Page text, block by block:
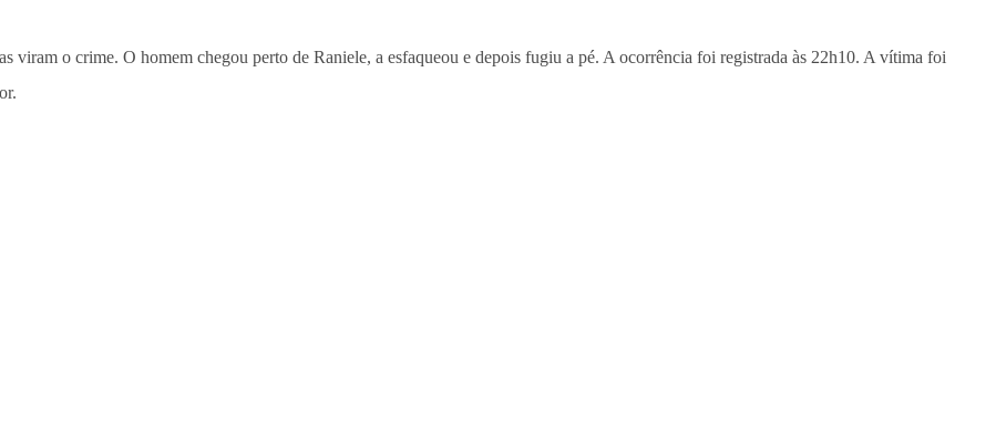
viram o crime. O homem chegou perto de Raniele, a esfaqueou e depois fugiu a pé. A ocorrência foi registrada às 22h10. A vítima foi